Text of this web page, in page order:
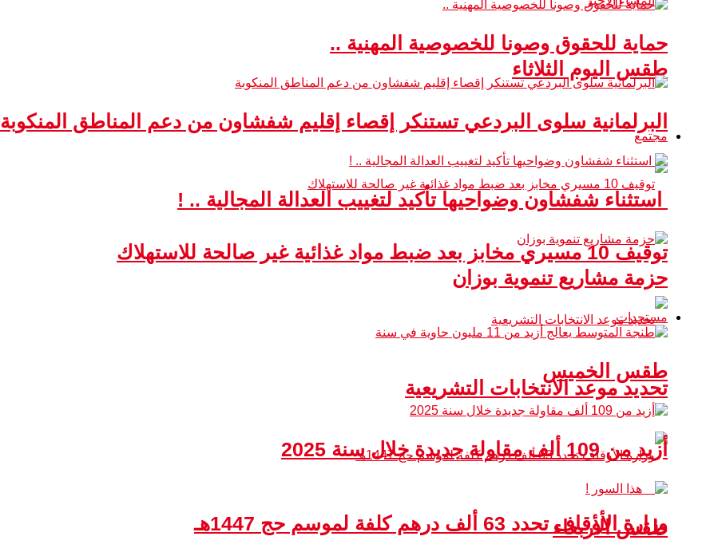
طقس اليوم الثلاثاء
مجتمع
توقيف 10 مسيري مخابز بعد ضبط مواد غذائية غير صالحة للاستهلاك
تحديد موعد الانتخابات التشريعية
وزارة الأوقاف تحدد 63 ألف درهم كلفة لموسم حج 1447هـ
حماية للحقوق وصونا للخصوصية المهنية ..
البرلمانية سلوى البردعي تستنكر إقصاء إقليم شفشاون من دعم المناطق المنكوبة
استثناء شفشاون وضواحيها تأكيد لتغييب العدالة المجالية .. !
حزمة مشاريع تنموية بوزان
مستجدات
طقس الخميس
أزيد من 109 ألف مقاولة جديدة خلال سنة 2025
طقس الأربعاء